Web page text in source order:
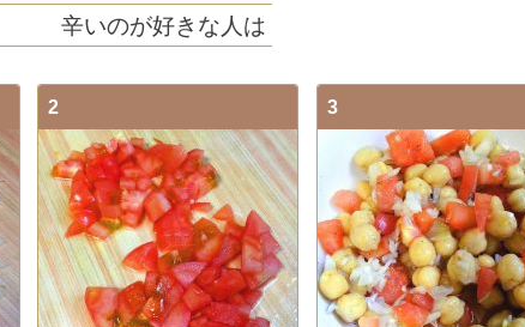
辛いのが好きな人は
2 3